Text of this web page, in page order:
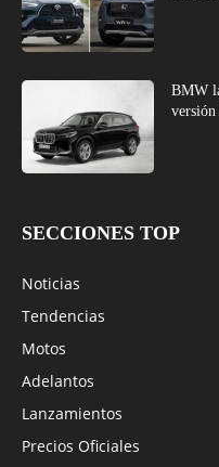
BMW
SECCIONES TOP
Noticias
Tendencias
Motos
Adelantos
Lanzamientos
Precios Oficiales